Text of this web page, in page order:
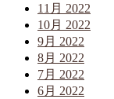
11月 2022
10月 2022
9月 2022
8月 2022
7月 2022
6月 2022